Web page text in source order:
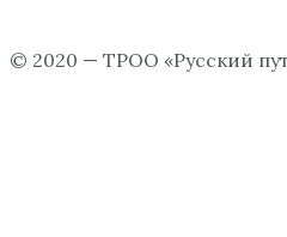
© 2020 — ТРОО «Русский